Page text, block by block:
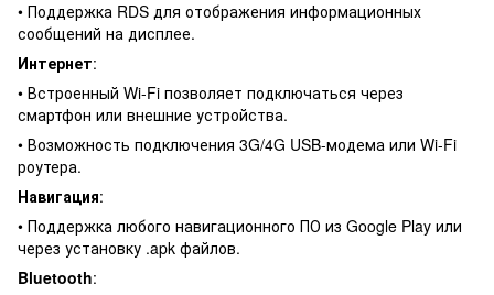
• Поддержка RDS для отображения информационных
сообщений на дисплее.
Интернет:
• Встроенный Wi-Fi позволяет подключаться через
смартфон или внешние устройства.
• Возможность подключения 3G/4G USB-модема или Wi-Fi
роутера.
Навигация:
• Поддержка любого навигационного ПО из Google Play или
через установку .apk файлов.
Bluetooth: